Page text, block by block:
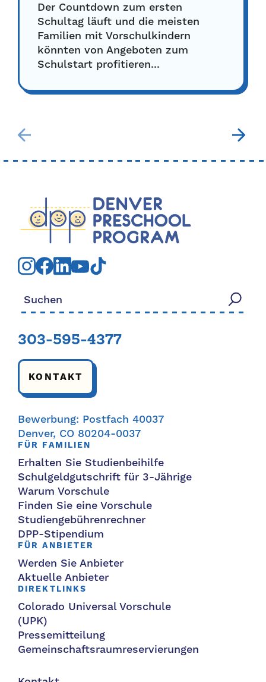
Der Countdown zum ersten
Schultag läuft und die meisten
Familien mit Vorschulkindern
könnten von Angeboten zum
Schulstart profitieren...
Suchen nach:
303-595-4377
KONTAKT
Bewerbung: Postfach 40037
Denver, CO 80204-0037
FÜR FAMILIEN
Erhalten Sie Studienbeihilfe
Schulgeldgutschrift für 3-Jährige
Warum Vorschule
Finden Sie eine Vorschule
Studiengebührenrechner
DPP-Stipendium
FÜR ANBIETER
Werden Sie Anbieter
Aktuelle Anbieter
DIREKTLINKS
Colorado Universal Vorschule
(UPK)
Pressemitteilung
Gemeinschaftsraumreservierungen